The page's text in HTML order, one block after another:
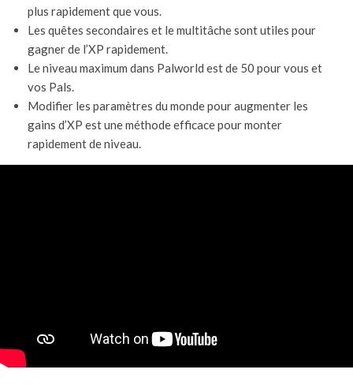
plus rapidement que vous.
Les quêtes secondaires et le multitâche sont utiles pour
gagner de l’XP rapidement.
Le niveau maximum dans Palworld est de 50 pour vous et
vos Pals.
Modifier les paramètres du monde pour augmenter les
gains d’XP est une méthode efficace pour monter
rapidement de niveau.